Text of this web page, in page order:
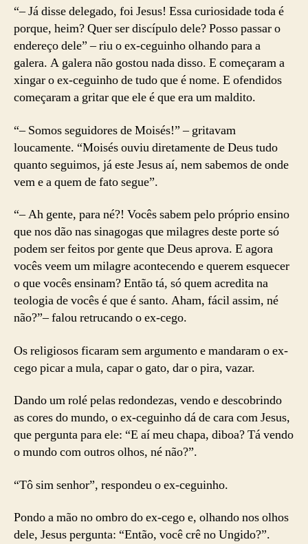
“– Já disse delegado, foi Jesus! Essa curiosidade toda é
porque, heim? Quer ser discípulo dele? Posso passar o
endereço dele” – riu o ex-ceguinho olhando para a
galera. A galera não gostou nada disso. E começaram a
xingar o ex-ceguinho de tudo que é nome. E ofendidos
começaram a gritar que ele é que era um maldito.
“– Somos seguidores de Moisés!” – gritavam
loucamente. “Moisés ouviu diretamente de Deus tudo
quanto seguimos, já este Jesus aí, nem sabemos de onde
vem e a quem de fato segue”.
“– Ah gente, para né?! Vocês sabem pelo próprio ensino
que nos dão nas sinagogas que milagres deste porte só
podem ser feitos por gente que Deus aprova. E agora
vocês veem um milagre acontecendo e querem esquecer
o que vocês ensinam? Então tá, só quem acredita na
teologia de vocês é que é santo. Aham, fácil assim, né
não?”– falou retrucando o ex-cego.
Os religiosos ficaram sem argumento e mandaram o ex-
cego picar a mula, capar o gato, dar o pira, vazar.
Dando um rolé pelas redondezas, vendo e descobrindo
as cores do mundo, o ex-ceguinho dá de cara com Jesus,
que pergunta para ele: “E aí meu chapa, diboa? Tá vendo
o mundo com outros olhos, né não?”.
“Tô sim senhor”, respondeu o ex-ceguinho.
Pondo a mão no ombro do ex-cego e, olhando nos olhos
dele, Jesus pergunta: “Então, você crê no Ungido?”.